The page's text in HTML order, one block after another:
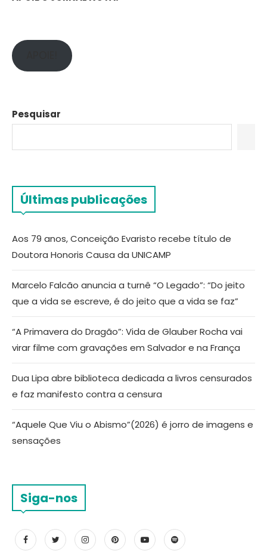
Pesquisar
Últimas publicações
Aos 79 anos, Conceição Evaristo recebe título de
Doutora Honoris Causa da UNICAMP
Marcelo Falcão anuncia a turnê “O Legado”: “Do jeito
que a vida se escreve, é do jeito que a vida se faz”
“A Primavera do Dragão”: Vida de Glauber Rocha vai
virar filme com gravações em Salvador e na França
Dua Lipa abre biblioteca dedicada a livros censurados
e faz manifesto contra a censura
“Aquele Que Viu o Abismo”(2026) é jorro de imagens e
sensações
Siga-nos